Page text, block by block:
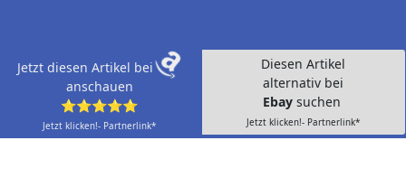
Jetzt diesen Artikel bei
anschauen
⭐⭐⭐⭐⭐
Jetzt klicken!- Partnerlink*
Diesen Artikel
alternativ bei
Ebay suchen
Jetzt klicken!- Partnerlink*